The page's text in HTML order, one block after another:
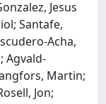
Jesus
Santafe,
Acha,
Agvald-
Martin;
Jon;